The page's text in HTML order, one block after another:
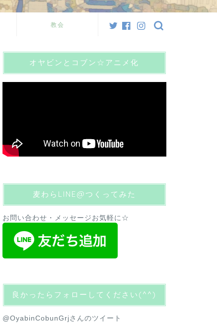
教会
オヤビンとコブン☆アニメ化
麦わらLINE@つくってみた
お問い合わせ・メッセージお気軽に☆
良かったらフォローしてください(^^)
@OyabinCobunGrjさんのツイート